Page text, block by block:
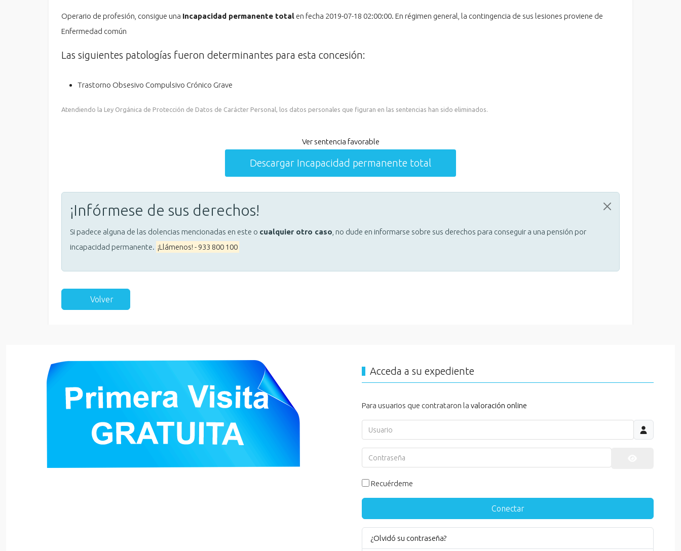
Operario de profesión, consigue una Incapacidad permanente total en fecha 2019-07-18 02:00:00. En régimen general, la contingencia de sus lesiones proviene de
Enfermedad común
Las siguientes patologías fueron determinantes para esta concesión:
Trastorno Obsesivo Compulsivo Crónico Grave
Atendiendo la Ley Orgánica de Protección de Datos de Carácter Personal, los datos personales que figuran en las sentencias han sido eliminados.
Ver sentencia favorable
Descargar Incapacidad permanente total
¡Infórmese de sus derechos!
Si padece alguna de las dolencias mencionadas en este o cualquier otro caso , no dude en informarse sobre sus derechos para conseguir a una pensión por
incapacidad permanente. ¡Llámenos! - 933 800 100
Volver
Acceda a su expediente
Para usuarios que contrataron la valoración online
Usuario
Contraseña
Recuérdeme
Conectar
¿Olvidó su contraseña?